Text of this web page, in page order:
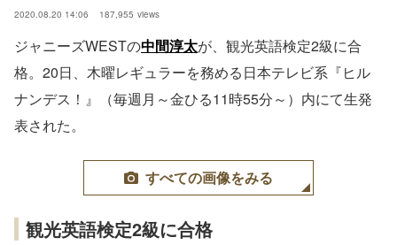
2020.08.20 14:06 187,955 views
ジャニーズWESTの中間淳太が、観光英語検定2級に合
格。20日、木曜レギュラーを務める日本テレビ系『ヒル
ナンデス！』（毎週月～金ひる11時55分～）内にて生発
表された。
すべての画像をみる
観光英語検定2級に合格